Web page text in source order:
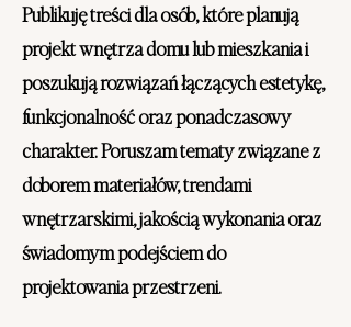
Publikuję treści dla osób, które planują
projekt wnętrza domu lub mieszkania i
poszukują rozwiązań łączących estetykę,
funkcjonalność oraz ponadczasowy
charakter. Poruszam tematy związane z
doborem materiałów, trendami
wnętrzarskimi, jakością wykonania oraz
świadomym podejściem do
projektowania przestrzeni.